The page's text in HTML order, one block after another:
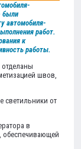
были
автомобиля-
работ.
к
работы.
швов,
светильники от
в
обеспечивающей